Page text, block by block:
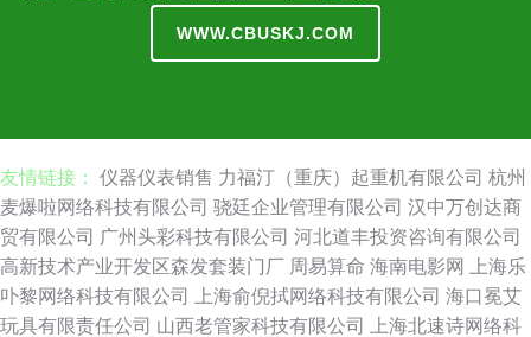
WWW.CBUSKJ.COM
友情链接： 仪器仪表销售 力福汀（重庆）起重机有限公司 杭州
麦爆啦网络科技有限公司 骁廷企业管理有限公司 汉中万创达商
贸有限公司 广州头彩科技有限公司 河北道丰投资咨询有限公司
高新技术产业开发区森发套装门厂 周易算命 海南电影网
上海乐
卟黎网络科技有限公司
上海俞倪拭网络科技有限公司 海口冕艾
玩具有限责任公司 山西老管家科技有限公司
上海北速诗网络科